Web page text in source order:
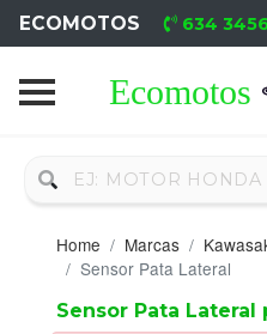
ECOMOTOS 634
Home
Nuevo
Neumáticos
Campa
Home Marcas
Sensor Pata Lateral
Sensor Pata Lateral